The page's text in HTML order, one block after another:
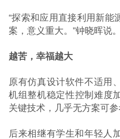
“探索和应用直接利用新能
案，意义重大。”钟晓晖说。
越苦，幸福越大
原有仿真设计软件不适用
机组整机稳定性控制难度
关键技术，几乎无方案可参
后来相继有学生和年轻人